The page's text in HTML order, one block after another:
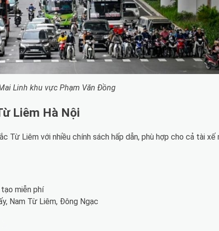
Linh khu vực Phạm Văn Đồng
Liêm Hà Nội
Từ Liêm với nhiều chính sách hấp dẫn, phù hợp cho cả tài xế
miễn phí
Nam Từ Liêm, Đông Ngạc